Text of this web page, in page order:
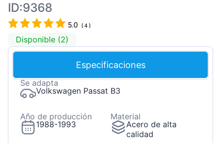
ID:9368
5.0 (4 )
Disponible (2)
Especificaciones
Se adapta
Volkswagen Passat B3
Año de producción
1988-1993
Material
Acero de alta
calidad